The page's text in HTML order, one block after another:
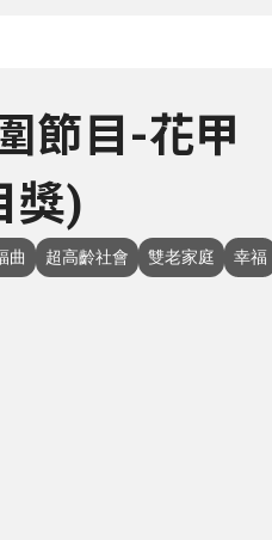
節目-花甲
獎)
曲 超高齡社會 雙老家庭
幸福